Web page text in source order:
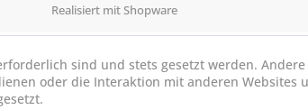
Realisiert mit Shopware
sind und stets gesetzt werden. Andere
oder die Interaktion mit anderen Websites